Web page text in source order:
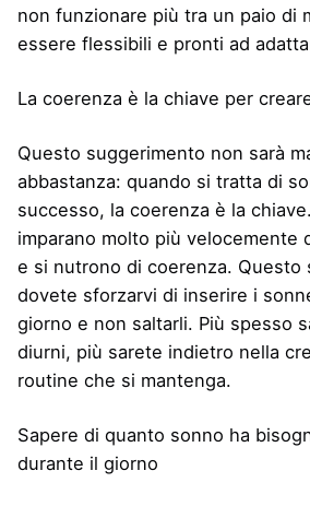
non funzionare più tra un paio di
essere flessibili e pronti ad
La coerenza è la chiave per
Questo suggerimento non sarà
abbastanza: quando si tratta di
successo, la coerenza è la
imparano molto più velocemente
e si nutrono di coerenza. Questo
dovete sforzarvi di inserire i
giorno e non saltarli. Più spesso
diurni, più sarete indietro nella
routine che si mantenga.
Sapere di quanto sonno ha
durante il giorno